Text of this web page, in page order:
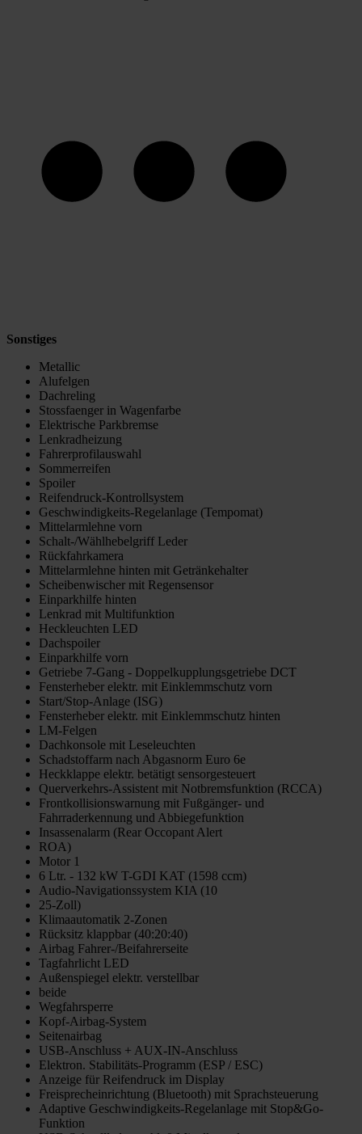
Sonstiges
Metallic
Alufelgen
Dachreling
Stossfaenger in Wagenfarbe
Elektrische Parkbremse
Lenkradheizung
Fahrerprofilauswahl
Sommerreifen
Spoiler
Reifendruck-Kontrollsystem
Geschwindigkeits-Regelanlage (Tempomat)
Mittelarmlehne vorn
Schalt-/Wählhebelgriff Leder
Rückfahrkamera
Mittelarmlehne hinten mit Getränkehalter
Scheibenwischer mit Regensensor
Einparkhilfe hinten
Lenkrad mit Multifunktion
Heckleuchten LED
Dachspoiler
Einparkhilfe vorn
Getriebe 7-Gang - Doppelkupplungsgetriebe DCT
Fensterheber elektr. mit Einklemmschutz vorn
Start/Stop-Anlage (ISG)
Fensterheber elektr. mit Einklemmschutz hinten
LM-Felgen
Dachkonsole mit Leseleuchten
Schadstoffarm nach Abgasnorm Euro 6e
Heckklappe elektr. betätigt sensorgesteuert
Querverkehrs-Assistent mit Notbremsfunktion (RCCA)
Frontkollisionswarnung mit Fußgänger- und
Fahrraderkennung und Abbiegefunktion
Insassenalarm (Rear Occopant Alert
ROA)
Motor 1
6 Ltr. - 132 kW T-GDI KAT (1598 ccm)
Audio-Navigationssystem KIA (10
25-Zoll)
Klimaautomatik 2-Zonen
Rücksitz klappbar (40:20:40)
Airbag Fahrer-/Beifahrerseite
Tagfahrlicht LED
Außenspiegel elektr. verstellbar
beide
Wegfahrsperre
Kopf-Airbag-System
Seitenairbag
USB-Anschluss + AUX-IN-Anschluss
Elektron. Stabilitäts-Programm (ESP / ESC)
Anzeige für Reifendruck im Display
Freisprecheinrichtung (Bluetooth) mit Sprachsteuerung
Adaptive Geschwindigkeits-Regelanlage mit Stop&Go-
Funktion